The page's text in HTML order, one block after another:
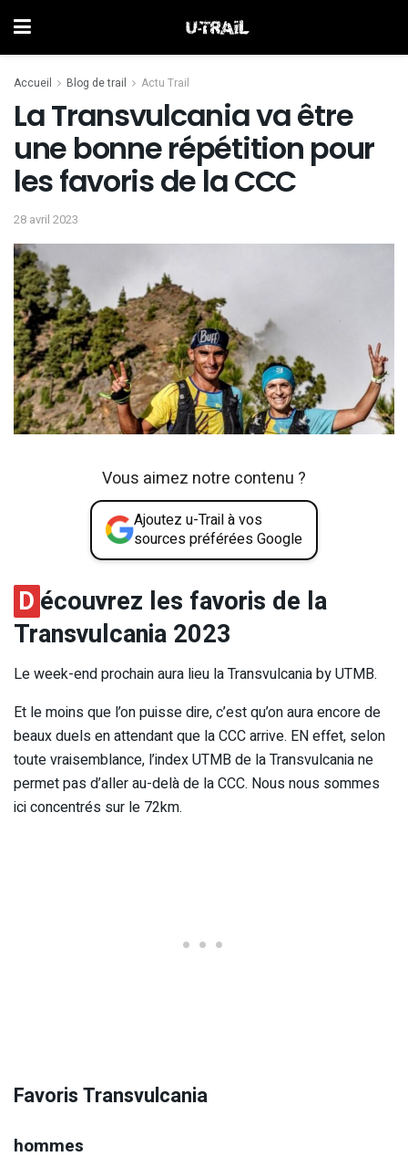
Accueil Blog de trail Actu Trail
La Transvulcania va être
une bonne répétition pour
les favoris de la CCC
28 avril 2023
Vous aimez notre contenu ?
Ajoutez u-Trail à vos
sources préférées Google
D écouvrez les favoris de la
Transvulcania 2023
Le week-end prochain aura lieu la Transvulcania by UTMB.
Et le moins que l’on puisse dire, c’est qu’on aura encore de
beaux duels en attendant que la CCC arrive. EN effet, selon
toute vraisemblance, l’index UTMB de la Transvulcania ne
permet pas d’aller au-delà de la CCC. Nous nous sommes
ici concentrés sur le 72km.
Favoris Transvulcania
hommes